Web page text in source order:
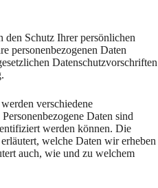
den Schutz Ihrer persönlichen
personenbezogenen Daten
Datenschutzvorschriften
verschiedene
Daten sind
werden können. Die
welche Daten wir erheben
auch, wie und zu welchem